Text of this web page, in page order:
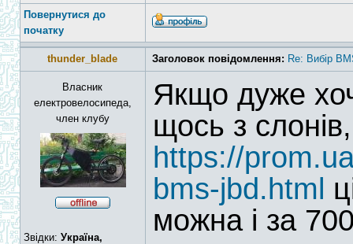
Повернутися до
початку
thunder_blade Заголовок повідомлення: Re: Вибір
Власник
електровелосипеда,
член клубу
Звідки: Україна,
Якщо дуже
щось з
https://
bms-jbd.html
можна і за